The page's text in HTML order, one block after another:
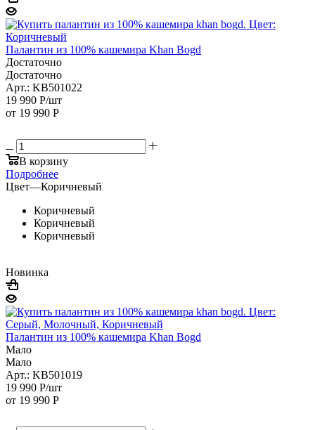
Палантин из 100% кашемира Khan Bogd
Достаточно
Достаточно
Арт.: KB501022
19 990 Р/шт
от 19 990 Р
В корзину
Подробнее
Цвет—Коричневый
Коричневый
Коричневый
Коричневый
Новинка
Палантин из 100% кашемира Khan Bogd
Мало
Мало
Арт.: KB501019
19 990 Р/шт
от 19 990 Р